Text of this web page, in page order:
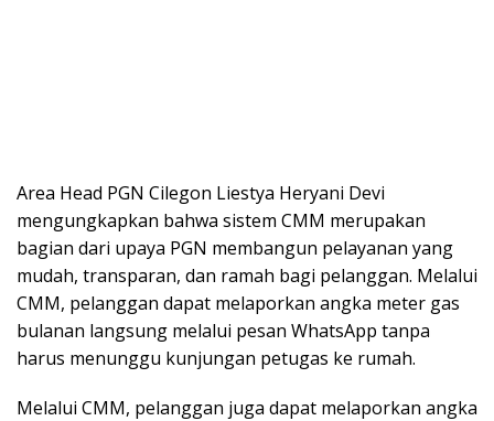
Area Head PGN Cilegon Liestya Heryani Devi
mengungkapkan bahwa sistem CMM merupakan
bagian dari upaya PGN membangun pelayanan yang
mudah, transparan, dan ramah bagi pelanggan. Melalui
CMM, pelanggan dapat melaporkan angka meter gas
bulanan langsung melalui pesan WhatsApp tanpa
harus menunggu kunjungan petugas ke rumah.
Melalui CMM, pelanggan juga dapat melaporkan angka